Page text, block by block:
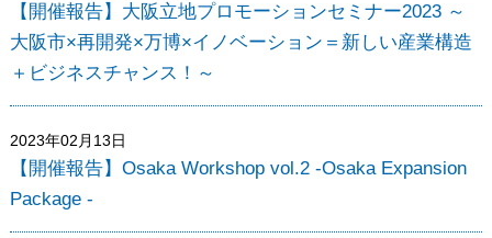
【開催報告】大阪立地プロモーションセミナー2023 ～
大阪市×再開発×万博×イノベーション＝新しい産業構造
＋ビジネスチャンス！～
2023年02月13日
【開催報告】Osaka Workshop vol.2 -Osaka Expansion
Package -